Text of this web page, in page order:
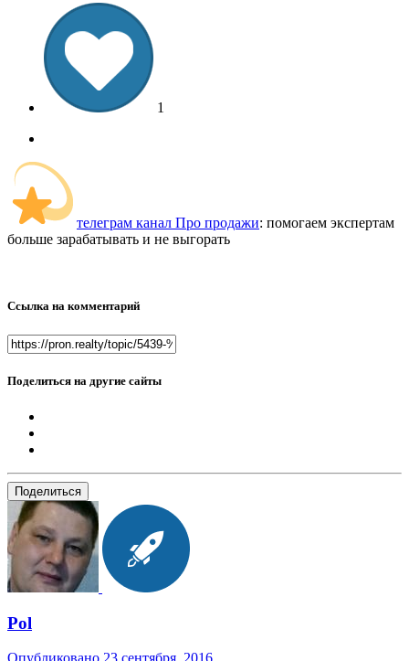
1
телеграм канал Про продажи: помогаем экспертам
больше зарабатывать и не выгорать
Ссылка на комментарий
Поделиться на другие сайты
Поделиться
Pol